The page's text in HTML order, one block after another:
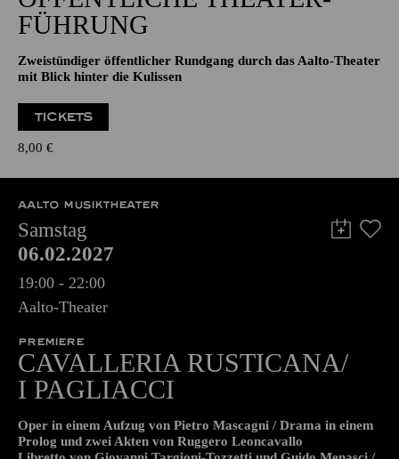
Aalto-Foyer
ÖFFENTLICHE THEATER­
FÜHRUNG
Zweistündiger öffentlicher Rundgang durch das Aalto-Theater
mit Blick hinter die Kulissen
8,00 €
AALTO MUSIKTHEATER
Samstag
06.02.2027
19:00 - 22:00
Aalto-Theater
PREMIERE
CAVALLERIA RUSTICANA/
I PAGLIACCI